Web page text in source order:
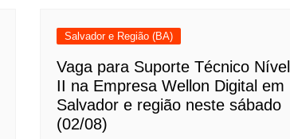
Salvador e Região (BA)
Vaga para Suporte Técnico Nível
II na Empresa Wellon Digital em
Salvador e região neste sábado
(02/08)